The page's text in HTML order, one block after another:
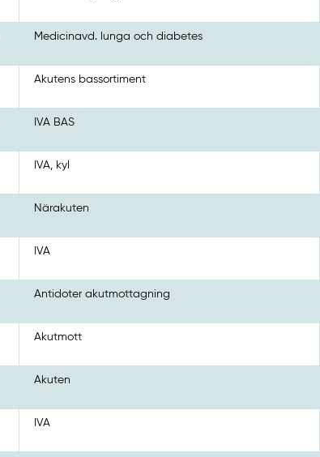
Medicinavd. lunga och diabetes
Akutens bassortiment
IVA BAS
IVA, kyl
Närakuten
IVA
Antidoter akutmottagning
Akutmott
Akuten
IVA